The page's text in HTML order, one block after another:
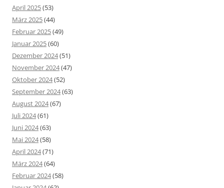
April 2025(53)
März 2025(44)
Februar 2025(49)
Januar 2025(60)
Dezember 2024(51)
November 2024(47)
Oktober 2024(52)
September 2024(63)
August 2024(67)
Juli 2024(61)
Juni 2024(63)
Mai 2024(58)
April 2024(71)
März 2024(64)
Februar 2024(58)